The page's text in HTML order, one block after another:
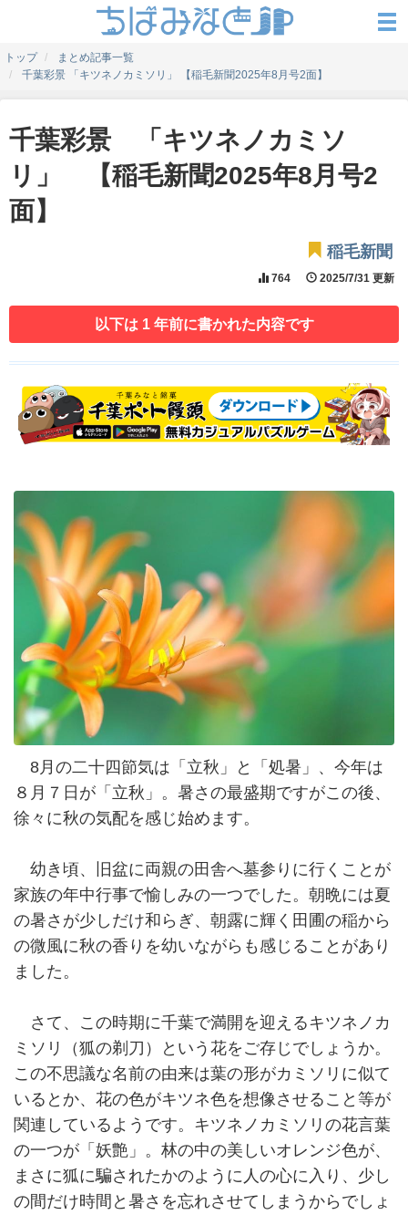
トップ
まとめ記事一覧
千葉彩景 「キツネノカミソリ」 【稲毛新聞2025年8月号2面】
千葉彩景 「キツネノカミソ
リ」 【稲毛新聞2025年8月号2
面】
稲毛新聞
764 2025/7/31 更新
以下は 1 年前に書かれた内容です
8月の二十四節気は「立秋」と「処暑」、今年は
８月７日が「立秋」。暑さの最盛期ですがこの後、
徐々に秋の気配を感じ始めます。
幼き頃、旧盆に両親の田舎へ墓参りに行くことが
家族の年中行事で愉しみの一つでした。朝晩には夏
の暑さが少しだけ和らぎ、朝露に輝く田圃の稲から
の微風に秋の香りを幼いながらも感じることがあり
ました。
さて、この時期に千葉で満開を迎えるキツネノカ
ミソリ（狐の剃刀）という花をご存じでしょうか。
この不思議な名前の由来は葉の形がカミソリに似て
いるとか、花の色がキツネ色を想像させること等が
関連しているようです。キツネノカミソリの花言葉
の一つが「妖艶」。林の中の美しいオレンジ色が、
まさに狐に騙されたかのように人の心に入り、少し
の間だけ時間と暑さを忘れさせてしまうからでしょ